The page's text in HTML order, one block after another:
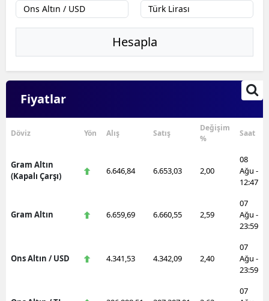
Hesapla
Fiyatlar
Döviz Yön Alış Satış
Değişim
%
Saat
Gram Altın
(Kapalı Çarşı)
6.646,84 6.653,03 2,00
08
Ağu -
12:47
Gram Altın 6.659,69 6.660,55 2,59
07
Ağu -
23:59
Ons Altın / USD 4.341,53 4.342,09 2,40
07
Ağu -
23:59
07